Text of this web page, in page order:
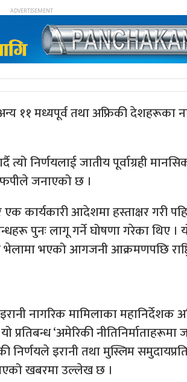
११ मध्यपूर्व तथा अफ्रिकी देशहरूका
निर्णयलाई जातीय पूर्वाग्रही
जनाएको छ ।
एक कार्यकारी आदेशमा हस्ताक्षर गरी
पुनः लागू गर्ने घोषणा गरेका थिए ।
भएको आगजनी आक्रमणपछि
नागरिक मामिलाका महानिर्देशक
‘अमेरिकी नीतिनिर्माताहरूमा
निर्णयले इरानी तथा मुस्लिम
खबरमा उल्लेख छ ।